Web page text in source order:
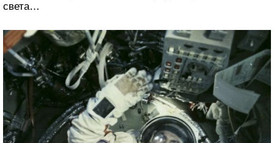
света…